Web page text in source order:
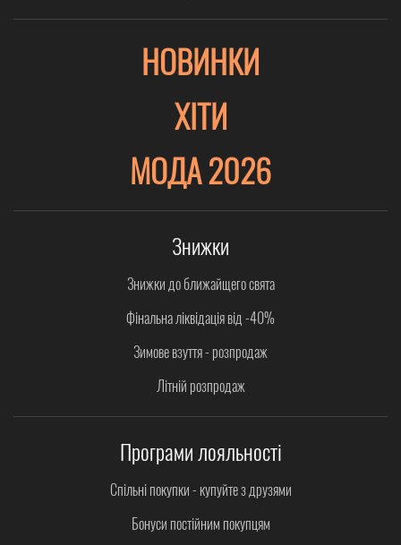
НОВИНКИ
ХІТИ
МОДА 2026
Знижки
Знижки до ближайщего свята
Фінальна ліквідація від -40%
Зимове взуття - розпродаж
Літній розпродаж
Програми лояльності
Спільні покупки - купуйте з друзями
Бонуси постійним покупцям